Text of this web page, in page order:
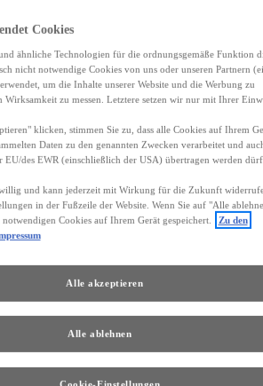
Energieeffizienz-
Label
Grün
Getriebe
Automatik
Cookies
ähnliche Technologien für die ordnungsgemäße Funktion
nicht notwendige Cookies von uns oder unseren Partnern
um die Inhalte unserer Website und die Werbung zu
Wirksamkeit zu messen. Letztere setzen wir nur mit Ihrer
klicken, stimmen Sie zu, dass alle Cookies auf Ihrem
Daten zu den genannten Zwecken verarbeitet und
EU/des EWR (einschließlich der USA) übertragen werden
und kann jederzeit mit Wirkung für die Zukunft
in der Fußzeile der Website. Wenn Sie auf "Alle
Cookies auf Ihrem Gerät gespeichert.
Zu den
Alle ablehnen
Alle akzeptieren